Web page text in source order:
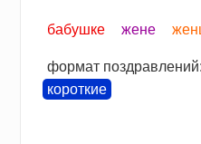
бабушке жене
формат поздравлений:
короткие